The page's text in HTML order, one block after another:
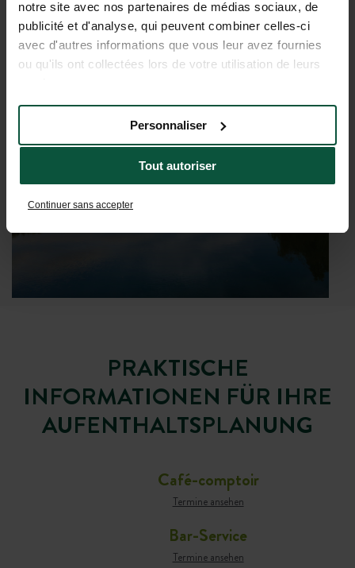
notre site avec nos partenaires de médias sociaux, de
publicité et d'analyse, qui peuvent combiner celles-ci
avec d'autres informations que vous leur avez fournies
ou qu'ils ont collectées lors de votre utilisation de leurs
Tout autoriser
Personnaliser
Continuer sans accepter
SAINT MICHEL
PRAKTISCHE
INFORMATIONEN FÜR IHRE
AUFENTHALTSPLANUNG
Café-comptoir
Termine ansehen
Bar-Service
Termine ansehen